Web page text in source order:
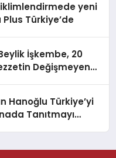
iklimlendirmede yeni
Türkiye’de
İşkembe, 20
Değişmeyen
Hanoğlu Türkiye’yi
Tanıtmayı